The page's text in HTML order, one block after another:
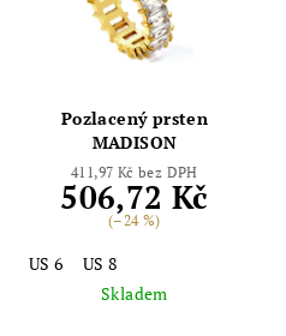
Pozlacený prsten
MADISON
411,97 Kč bez DPH
506,72 Kč
(–24 %)
US 6
US 8
Skladem